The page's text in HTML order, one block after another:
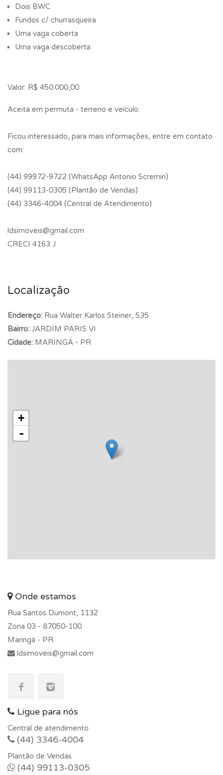
Dois BWC
Fundos c/ churrasqueira
Uma vaga coberta
Uma vaga descoberta
Valor: R$ 450.000,00
Aceita em permuta - terreno e veículo.
Ficou interessado, para mais informações, entre em contato
com:
(44) 99972-9722 (WhatsApp Antonio Scremin)
(44) 99113-0305 (Plantão de Vendas)
(44) 3346-4004 (Central de Atendimento)
ldsimoveis@gmail.com
CRECI 4163 J
Localização
Endereço: Rua Walter Karlos Steiner, 535
Bairro: JARDIM PARIS VI
Cidade: MARINGÁ - PR
+
-
Onde estamos
Rua Santos Dumont, 1132
Zona 03 - 87050-100
Maringá - PR
ldsimoveis@gmail.com
Ligue para nós
Central de atendimento
(44) 3346-4004
Plantão de Vendas
(44) 99113-0305